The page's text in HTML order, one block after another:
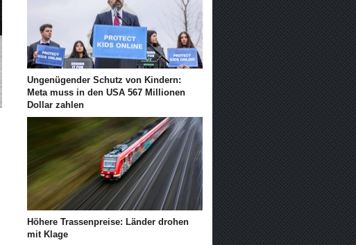
Ungenügender Schutz von Kindern:
Meta muss in den USA 567 Millionen
Dollar zahlen
Höhere Trassenpreise: Länder drohen
mit Klage